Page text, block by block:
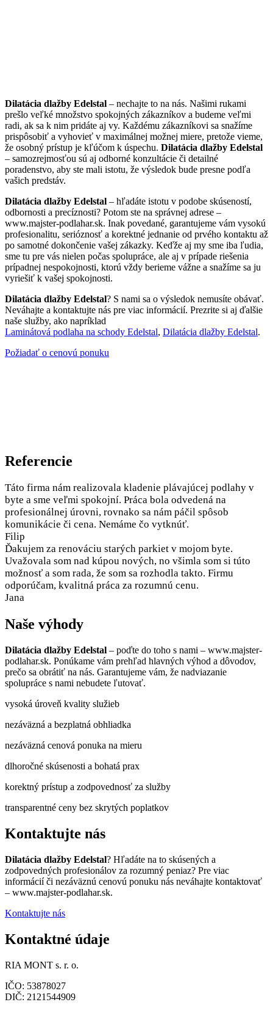
Dilatácia dlažby Edelstal – nechajte to na nás. Našimi rukami
prešlo veľké množstvo spokojných zákazníkov a budeme veľmi
radi, ak sa k nim pridáte aj vy. Každému zákazníkovi sa snažíme
prispôsobiť a vyhovieť v maximálnej možnej miere, pretože vieme,
že osobný prístup je kľúčom k úspechu. Dilatácia dlažby Edelstal
– samozrejmosťou sú aj odborné konzultácie či detailné
poradenstvo, aby ste mali istotu, že výsledok bude presne podľa
vašich predstáv.
Dilatácia dlažby Edelstal – hľadáte istotu v podobe skúseností,
odbornosti a precíznosti? Potom ste na správnej adrese –
www.majster-podlahar.sk. Inak povedané, garantujeme vám vysokú
profesionalitu, serióznosť a korektné jednanie od prvého kontaktu až
po samotné dokončenie vašej zákazky. Keďže aj my sme iba ľudia,
sme tu pre vás nielen počas spolupráce, ale aj v prípade riešenia
prípadnej nespokojnosti, ktorú vždy berieme vážne a snažíme sa ju
vyriešiť k vašej spokojnosti.
Dilatácia dlažby Edelstal? S nami sa o výsledok nemusíte obávať.
Neváhajte a kontaktujte nás pre viac informácií. Prezrite si aj ďalšie
naše služby, ako napríklad
Laminátová podlaha na schody Edelstal, Dilatácia dlažby Edelstal.
Požiadať o cenovú ponuku
Referencie
Táto firma nám realizovala kladenie plávajúcej podlahy v
byte a sme veľmi spokojní. Práca bola odvedená na
profesionálnej úrovni, rovnako sa nám páčil spôsob
komunikácie či cena. Nemáme čo vytknúť.
Filip
Ďakujem za renováciu starých parkiet v mojom byte.
Uvažovala som nad kúpou nových, no všimla som si túto
možnosť a som rada, že som sa rozhodla takto. Firmu
odporúčam, kvalitná práca za rozumnú cenu.
Jana
Naše výhody
Dilatácia dlažby Edelstal – poďte do toho s nami – www.majster-
podlahar.sk. Ponúkame vám prehľad hlavných výhod a dôvodov,
prečo sa obrátiť na nás. Garantujeme vám, že nadviazanie
spolupráce s nami nebudete ľutovať.
vysoká úroveň kvality služieb
nezáväzná a bezplatná obhliadka
nezáväzná cenová ponuka na mieru
dlhoročné skúsenosti a bohatá prax
korektný prístup a zodpovednosť za služby
transparentné ceny bez skrytých poplatkov
Kontaktujte nás
Dilatácia dlažby Edelstal? Hľadáte na to skúsených a
zodpovedných profesionálov za rozumný peniaz? Pre viac
informácií či nezáväznú cenovú ponuku nás neváhajte kontaktovať
– www.majster-podlahar.sk.
Kontaktujte nás
Kontaktné údaje
RIA MONT s. r. o.
IČO: 53878027
DIČ: 2121544909